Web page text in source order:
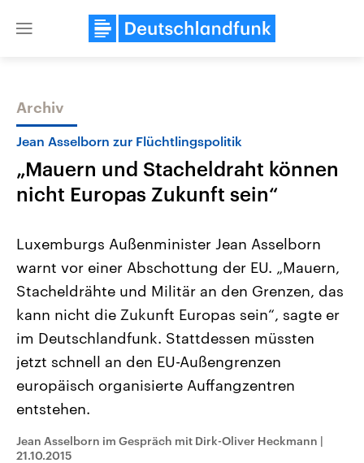
Close
Themen
Landtagswahl Sachsen-Anhalt
2026
Alle Informationen
Sachsen-Anhalt wählt am 6.
September 2026 einen neuen
Landtag. Seit 2021 wird das
Bundesland von einer Koalition aus
CDU, SPD und FDP regiert.-
Umfragen, Prognosen,
Wahlprogramme, aktuelle Berichte
und Hintergründe zu den Parteien
Wahl.
USA
Aktuelle Beiträge,
Hintergründe
Wirtschaftlich und
gehören die Vereinigten
den mächtigsten Ländern
mit großem Einfluss auf
aktuelle Weltgeschehen.
Sendungen
Audio-Archiv
Archiv
Jean Asselborn zur Flüchtlingspolitik
„Mauern und Stacheldraht können
nicht Europas Zukunft sein“
Luxemburgs Außenminister Jean Asselborn
warnt vor einer Abschottung der EU. „Mauern,
Stacheldrähte und Militär an den Grenzen, das
kann nicht die Zukunft Europas sein“, sagte er
im Deutschlandfunk. Stattdessen müssten
jetzt schnell an den EU-Außengrenzen
europäisch organisierte Auffangzentren
entstehen.
Jean Asselborn im Gespräch mit Dirk-Oliver Heckmann |
21.10.2015